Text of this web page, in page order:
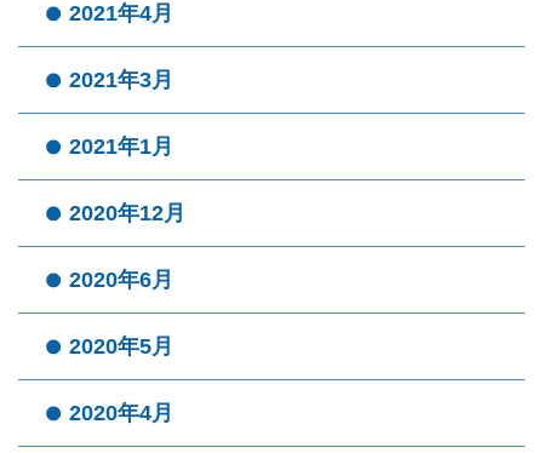
2021年4月
2021年3月
2021年1月
2020年12月
2020年6月
2020年5月
2020年4月